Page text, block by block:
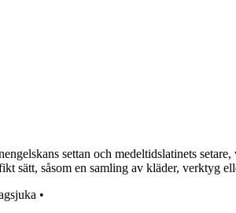
settan och medeltidslatinets
sätt, såsom en samling av kläder, verktyg
•